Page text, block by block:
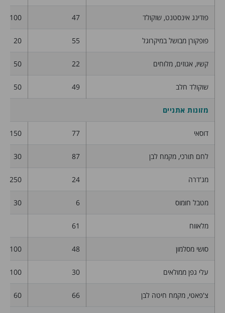
פודינג אינסטנט, שוקולד 47
100
פופקורן מבושל במיקרוגל 55
20
קשיו, אגוזים, מלוחים 22
50
שוקולד חלב 49
50
מזונות אתניים
דוסאי 77
150
לחם תורכי, מקמח לבן 87
30
מג'דרה 24
250
מטבל חומוס 6
30
מלאווח 61
סושי מסלמון 48
100
עלי גפן ממולאים 30
100
צ'פאטי, מקמח חיטה לבן 66
60